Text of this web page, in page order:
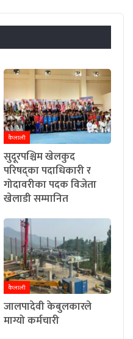
कैलाली
सुदूरपश्चिम खेलकुद
परिषद्का पदाधिकारी र
गोदावरीका पदक विजेता
खेलाडी सम्मानित
कैलाली
जालपादेवी केबुलकारले
माग्यो कर्मचारी